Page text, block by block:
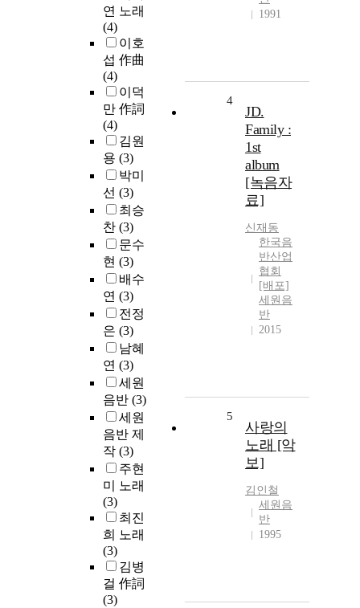
연 노래
(4)
이호
섭 作曲
(4)
이덕
만 作詞
(4)
김원
용 (3)
박미
선 (3)
최승
찬 (3)
문수
현 (3)
배수
연 (3)
전정
은 (3)
남혜
연 (3)
세원
음반 (3)
세원
음반 제
작 (3)
주현
미 노래
(3)
최진
희 노래
(3)
김병
걸 作詞
(3)
1991
4
JD.
Family :
1st
album
[녹음자
료]
신재동
한국음
반산업
협회
[배포]
세원음
반
2015
5
사랑의
노래 [악
보]
김인철
세원음
반
1995